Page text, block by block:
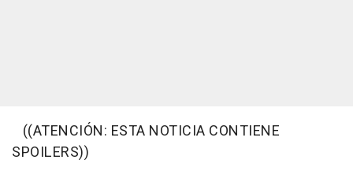
((ATENCIÓN: ESTA NOTICIA CONTIENE
SPOILERS))